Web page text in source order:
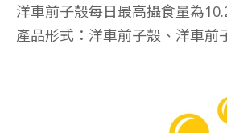
洋車前子殼每日最高攝食量為
產品形式：洋車前子殼、洋車前